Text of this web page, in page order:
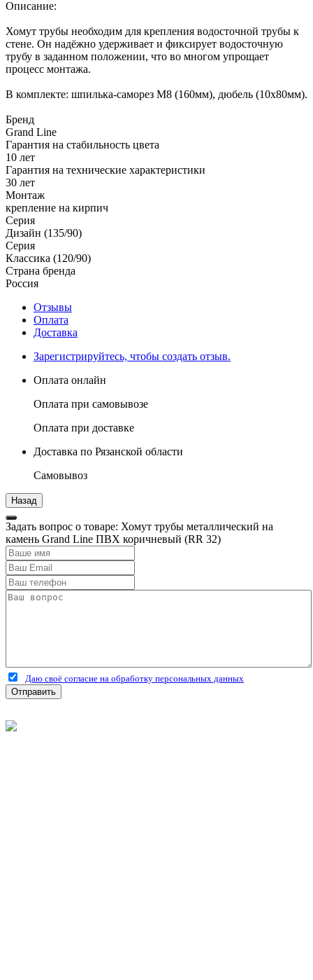
Описание:
Хомут трубы необходим для крепления водосточной трубы к
стене. Он надёжно удерживает и фиксирует водосточную
трубу в заданном положении, что во многом упрощает
процесс монтажа.
В комплекте: шпилька-саморез М8 (160мм), дюбель (10х80мм).
Бренд
Grand Line
Гарантия на стабильность цвета
10 лет
Гарантия на технические характеристики
30 лет
Монтаж
крепление на кирпич
Серия
Дизайн (135/90)
Серия
Классика (120/90)
Страна бренда
Россия
Отзывы
Оплата
Доставка
Зарегистрируйтесь, чтобы создать отзыв.
Оплата онлайн
Оплата при самовывозе
Оплата при доставке
Доставка по Рязанской области
Самовывоз
Задать вопрос о товаре: Хомут трубы металлический на
камень Grand Line ПВХ коричневый (RR 32)
Даю своё согласие на обработку персональных данных
Отправить